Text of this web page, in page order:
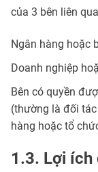
của 3 bên liên
Ngân hàng hoặc
Doanh nghiệp
Bên có quyền
(thường là đối
hàng hoặc tổ
1.3. Lợi ích